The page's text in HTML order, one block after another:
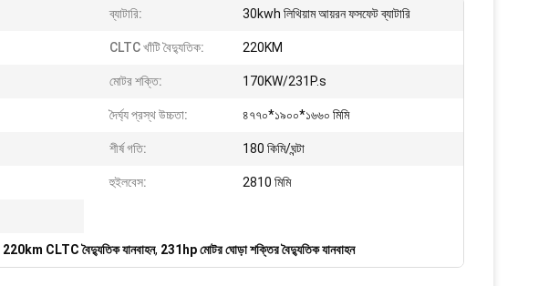
ব্যাটারি: 30kwh লিথিয়াম আয়রন ফসফেট ব্যাটারি
CLTC খাঁটি বৈদ্যুতিক: 220KM
মোটর শক্তি: 170KW/231P.s
দৈর্ঘ্য প্রস্থ উচ্চতা: ৪৭৭০*১৯০০*১৬৬০ মিমি
শীর্ষ গতি: 180 কিমি/ঘন্টা
হুইলবেস: 2810 মিমি
220km CLTC বৈদ্যুতিক যানবাহন, 231hp মোটর ঘোড়া শক্তির বৈদ্যুতিক যানবাহন